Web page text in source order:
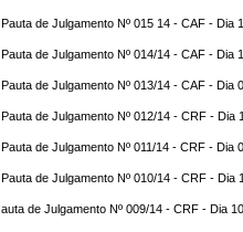
Pauta de Julgamento Nº 015 14 - CAF - Dia
Pauta de Julgamento Nº 014/14 - CAF - Dia
Pauta de Julgamento Nº 013/14 - CAF - Dia
Pauta de Julgamento Nº 012/14 - CRF - Dia
Pauta de Julgamento Nº 011/14 - CRF - Dia
Pauta de Julgamento Nº 010/14 - CRF - Dia
auta de Julgamento Nº 009/14 - CRF - Dia